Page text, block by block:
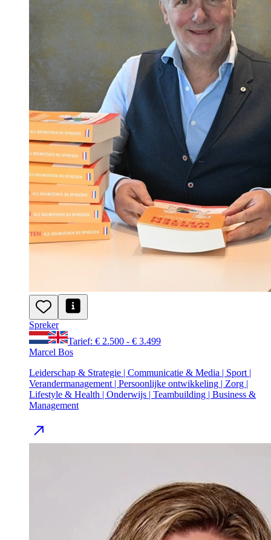
Spreker
Tarief: € 2.500 - € 3.499
Marcel Bos
Leiderschap & Strategie | Communicatie & Media | Sport |
Verandermanagement | Persoonlijke ontwikkeling | Zorg |
Lifestyle & Health | Onderwijs | Teambuilding | Business &
Management